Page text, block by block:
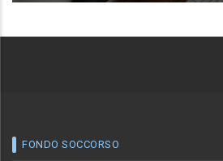
FONDO SOCCORSO